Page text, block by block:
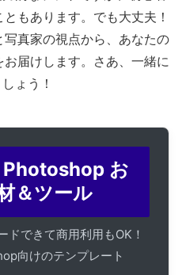
もあります。でも大丈夫！
真家の視点から、あなたの
届けします。さあ、一緒に
ょう！
Photoshop お
＆ツール
ドできて商用利用もOK！
向けのテンプレート